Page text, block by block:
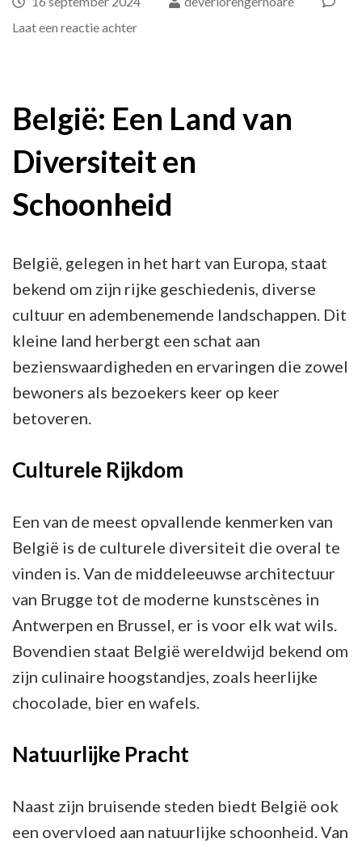
Laat een reactie achterop
Diversiteit
van
België:
Land
Cultuur
en
Natuurlijke
Pracht
België: Een Land van
Diversiteit en
Schoonheid
België, gelegen in het hart van Europa, staat
bekend om zijn rijke geschiedenis, diverse
cultuur en adembenemende landschappen. Dit
kleine land herbergt een schat aan
bezienswaardigheden en ervaringen die zowel
bewoners als bezoekers keer op keer
betoveren.
Culturele Rijkdom
Een van de meest opvallende kenmerken van
België is de culturele diversiteit die overal te
vinden is. Van de middeleeuwse architectuur
van Brugge tot de moderne kunstscènes in
Antwerpen en Brussel, er is voor elk wat wils.
Bovendien staat België wereldwijd bekend om
zijn culinaire hoogstandjes, zoals heerlijke
chocolade, bier en wafels.
Natuurlijke Pracht
Naast zijn bruisende steden biedt België ook
een overvloed aan natuurlijke schoonheid. Van